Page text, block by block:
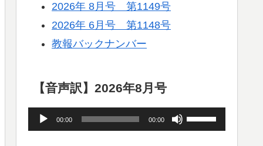
2026年 8月号 第1149号
2026年 6月号 第1148号
教報バックナンバー
【音声訳】2026年8月号
声
00:00 00:00
ボ
リ